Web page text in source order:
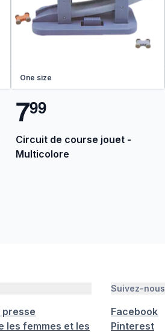
One size
799
Circuit de course jouet -
Multicolore
presse
les femmes et les
Suivez-nous
Facebook
Pinterest